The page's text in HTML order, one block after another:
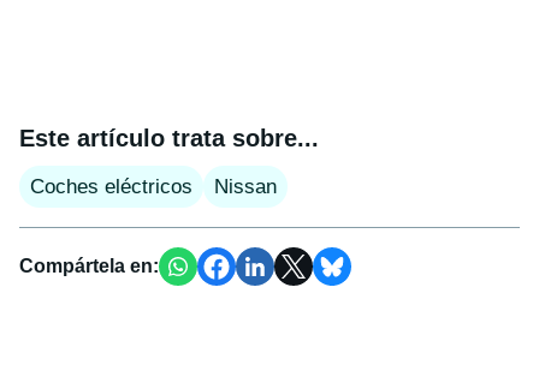
Este artículo trata sobre...
Coches eléctricos Nissan
Compártela en: